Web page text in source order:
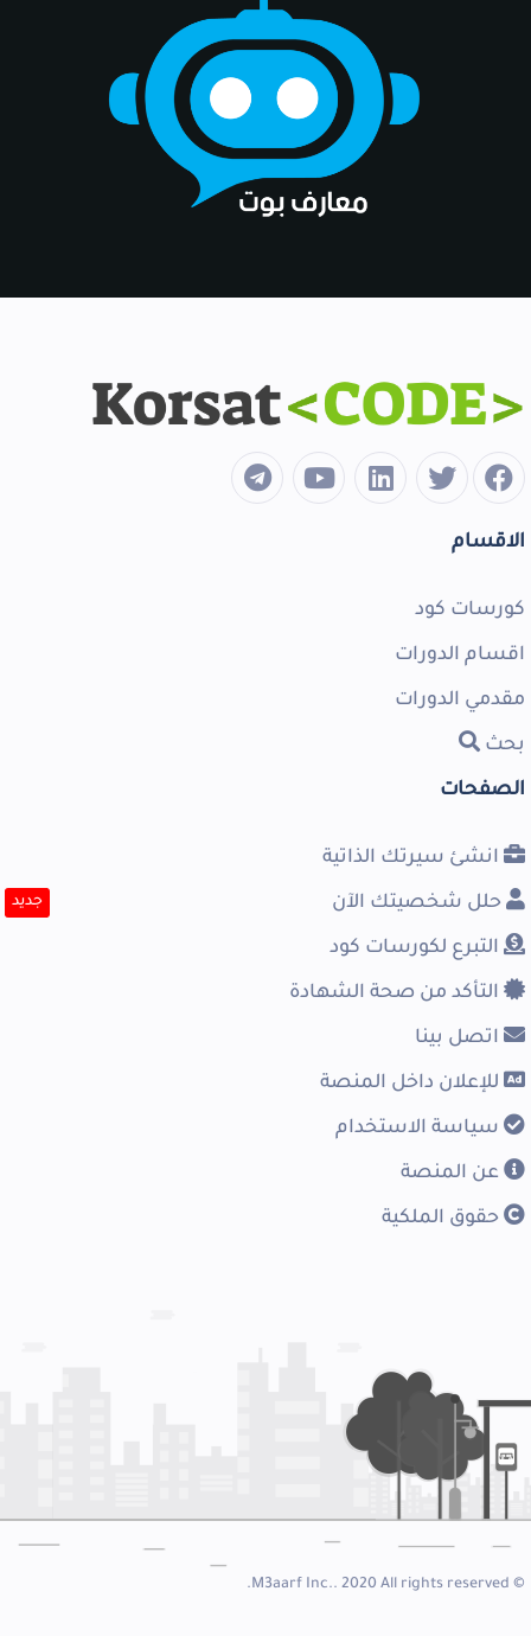
الاقسام
كورسات كود
اقسام الدورات
مقدمي الدورات
بحث
الصفحات
انشئ سيرتك الذاتية
حلل شخصيتك الآن جديد
التبرع لكورسات كود
التأكد من صحة الشهادة
اتصل بينا
للإعلان داخل المنصة
سياسة الاستخدام
عن المنصة
حقوق الملكية
© M3aarf Inc.. 2020 All rights reserved.